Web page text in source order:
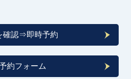
確認⇒即時予約
約フォーム